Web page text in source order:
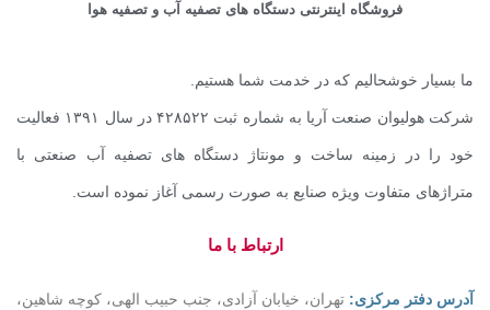
فروشگاه اینترنتی دستگاه های تصفیه آب و تصفیه هوا
ما بسیار خوشحالیم که در خدمت شما هستیم.
شرکت هولیوان صنعت آریا به شماره ثبت ۴۲۸۵۲۲ در سال ۱۳۹۱ فعالیت
خود را در زمینه ساخت و مونتاژ دستگاه های تصفیه آب صنعتی با
متراژهای متفاوت ویژه صنایع به صورت رسمی آغاز نموده است.
ارتباط با ما
آدرس دفتر مرکزی: تهران، خیابان آزادی، جنب حبیب الهی، کوچه شاهین،